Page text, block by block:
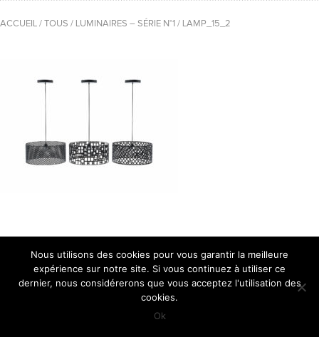
ACCUEIL / TOUS / LUMINAIRES – SÉRIE N°1 / LAMP_15_2
© rcgraphics - 2018 | Création de site internet :StoryCom|
Mentions légales
Nous utilisons des cookies pour vous garantir la meilleure
expérience sur notre site. Si vous continuez à utiliser ce
dernier, nous considérerons que vous acceptez l'utilisation des
cookies.
Ok